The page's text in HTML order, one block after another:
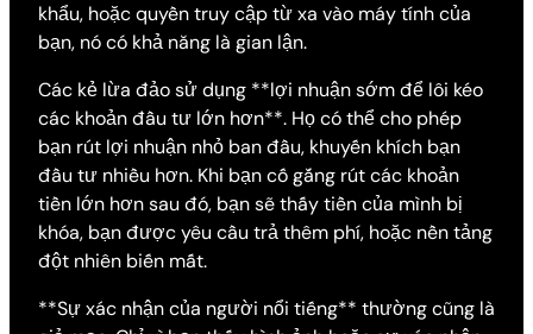
khẩu, hoặc quyền truy cập từ xa vào máy tính của
bạn, nó có khả năng là gian lận.
Các kẻ lừa đảo sử dụng **lợi nhuận sớm để lôi kéo
các khoản đầu tư lớn hơn**. Họ có thể cho phép
bạn rút lợi nhuận nhỏ ban đầu, khuyến khích bạn
đầu tư nhiều hơn. Khi bạn cố gắng rút các khoản
tiền lớn hơn sau đó, bạn sẽ thấy tiền của mình bị
khóa, bạn được yêu cầu trả thêm phí, hoặc nền tảng
đột nhiên biến mất.
**Sự xác nhận của người nổi tiếng** thường cũng là